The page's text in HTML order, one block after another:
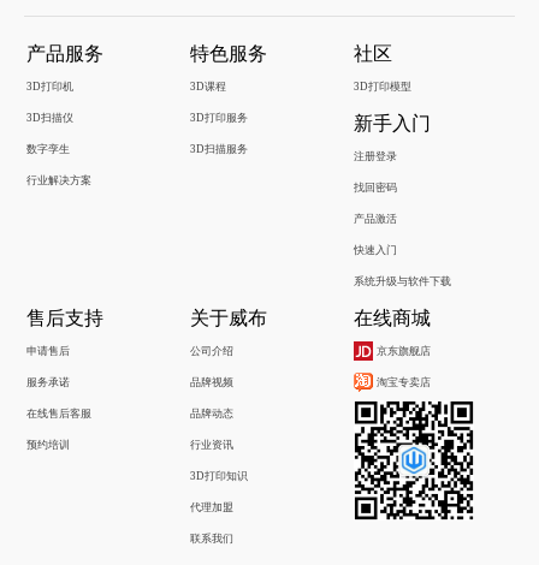
产品服务
3D打印机
3D扫描仪
数字孪生
行业解决方案
特色服务
3D课程
3D打印服务
3D扫描服务
社区
3D打印模型
新手入门
注册登录
找回密码
产品激活
快速入门
系统升级与软件下载
售后支持
申请售后
服务承诺
在线售后客服
预约培训
关于威布
公司介绍
品牌视频
品牌动态
行业资讯
3D打印知识
代理加盟
联系我们
在线商城
京东旗舰店
淘宝专卖店